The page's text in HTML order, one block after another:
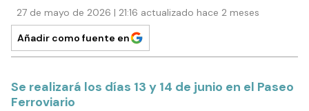
27 de mayo de 2026 | 21:16 actualizado hace 2 meses
Añadir como fuente en
Se realizará los días 13 y 14 de junio en el Paseo
Ferroviario